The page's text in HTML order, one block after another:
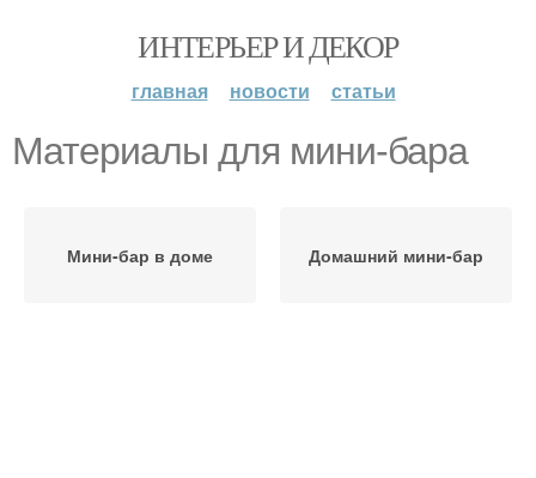
ИНТЕРЬЕР И ДЕКОР
главная новости статьи
Материалы для мини-бара
Мини-бар в доме Домашний мини-бар